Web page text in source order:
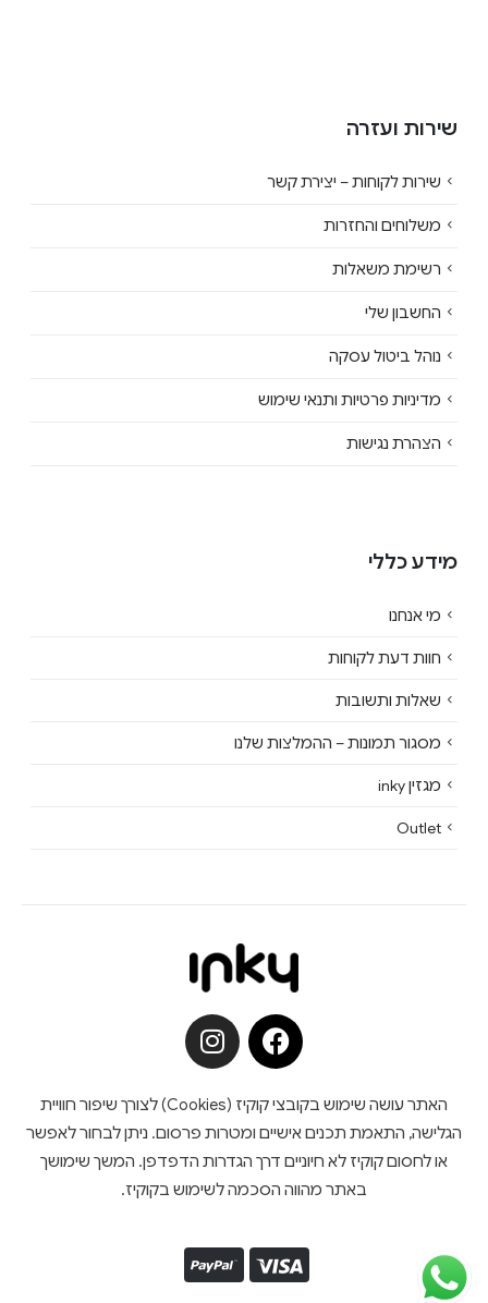
שירות ועזרה
שירות לקוחות – יצירת קשר
משלוחים והחזרות
רשימת משאלות
החשבון שלי
נוהל ביטול עסקה
מדיניות פרטיות ותנאי שימוש
הצהרת נגישות
מידע כללי
מי אנחנו
חוות דעת לקוחות
שאלות ותשובות
מסגור תמונות – ההמלצות שלנו
מגזין inky
Outlet
האתר עושה שימוש בקובצי קוקיז (Cookies) לצורך שיפור חוויית
הגלישה, התאמת תכנים אישיים ומטרות פרסום. ניתן לבחור לאפשר
או לחסום קוקיז לא חיוניים דרך הגדרות הדפדפן. המשך שימושך
באתר מהווה הסכמה לשימוש בקוקיז.